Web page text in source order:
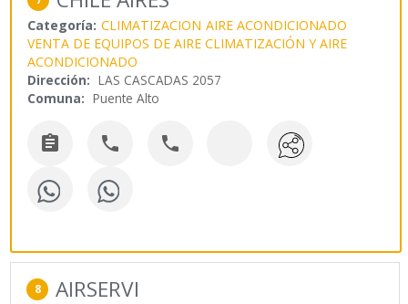
Categoría: CLIMATIZACION AIRE ACONDICIONADO
VENTA DE EQUIPOS DE AIRE CLIMATIZACIÓN Y AIRE
ACONDICIONADO
Dirección: LAS CASCADAS 2057
Comuna: Puente Alto
  
8 AIRSERVI